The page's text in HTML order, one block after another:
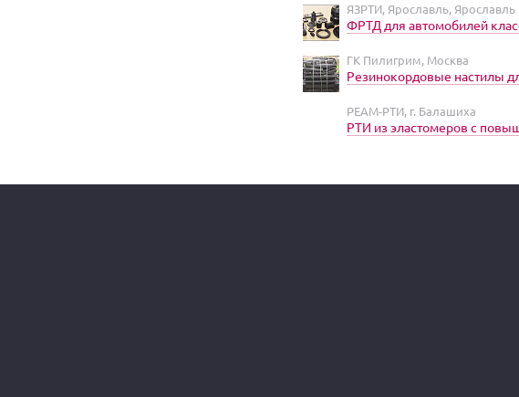
ЯЗРТИ, Ярославль, Ярославль
ФРТД для автомобилей
ГК Пилигрим, Москва
Резинокордовые настилы
РЕАМ-РТИ, г. Балашиха
РТИ из эластомеров с